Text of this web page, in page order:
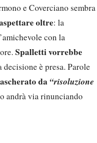
e Coverciano sembra
oltre: la
con la
Spalletti vorrebbe
è presa. Parole
da “risoluzione
andrà via rinunciando